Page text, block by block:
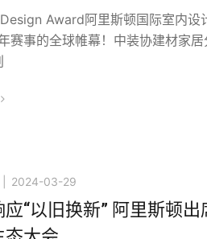
Award阿里斯顿国际室内设
赛事的全球帷幕！中装协建材家
icon
2024-03-29
应“以旧换新” 阿里斯顿